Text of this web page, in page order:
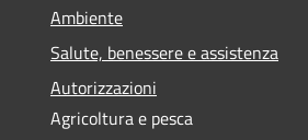
Ambiente
Salute, benessere e assistenza
Autorizzazioni
Agricoltura e pesca